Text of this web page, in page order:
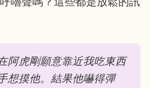
阿虎剛願意靠近我吃東西
想摸他。結果他嚇得彈